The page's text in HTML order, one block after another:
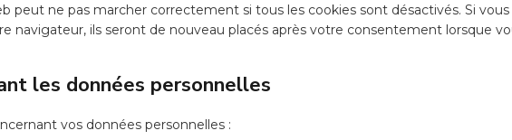
peut ne pas marcher correctement si tous les cookies sont désactivés. Si vous
navigateur, ils seront de nouveau placés après votre consentement lorsque
les données personnelles
vos données personnelles :